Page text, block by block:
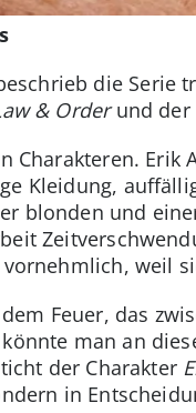
die Serie
& Orderund der
Charakteren. Erik
Kleidung,
blonden und
weil
Feuer, das
man an
der Charakter
in